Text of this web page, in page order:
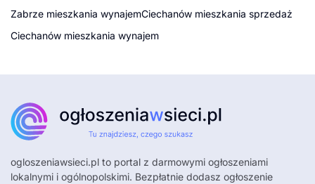
Zabrze mieszkania wynajemCiechanów mieszkania sprzedaż
Ciechanów mieszkania wynajem
ogloszeniawsieci.pl to portal z darmowymi ogłoszeniami
lokalnymi i ogólnopolskimi. Bezpłatnie dodasz ogłoszenie